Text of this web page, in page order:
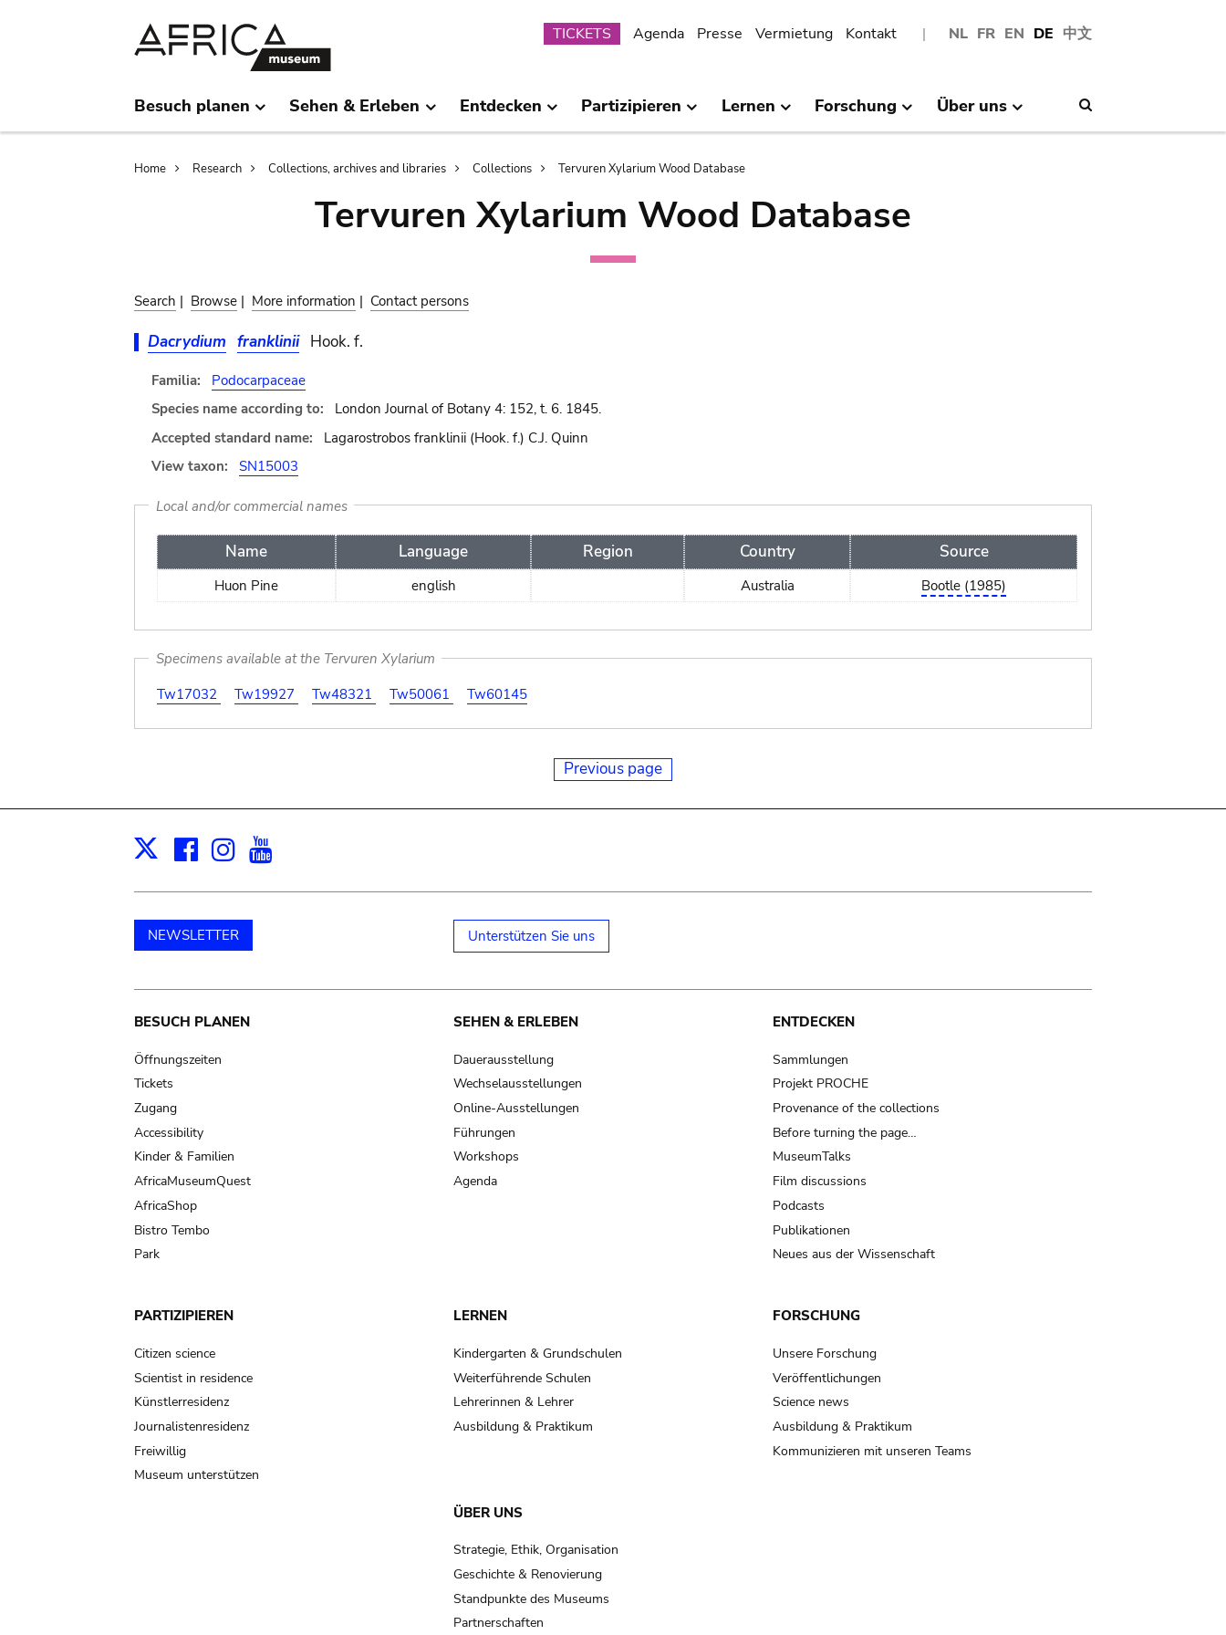
NL FR EN DE 中文
Submenu
TICKETS Agenda Presse Vermietung Kontakt
Besuch planen Sehen & Erleben Entdecken Partizipieren Lernen Forschung Über uns
Breadcrumb
Home Research Collections, archives and libraries Collections Tervuren Xylarium Wood Database
Tervuren Xylarium Wood Database
Search | Browse | More information | Contact persons
Dacrydium franklinii Hook. f.
Familia:
Podocarpaceae
Species name according to:
London Journal of Botany 4: 152, t. 6. 1845.
Accepted standard name:
Lagarostrobos franklinii (Hook. f.) C.J. Quinn
View taxon:
SN15003
Local and/or commercial names
Name Language Region Country Source
Huon Pine english Australia Bootle (1985)
Specimens available at the Tervuren Xylarium
Tw17032
Tw19927 Tw48321 Tw50061 Tw60145
Previous page
X Facebook
Instagram
NEWSLETTER Unterstützen Sie uns
Main
navigation
BESUCH PLANEN
Öffnungszeiten
Tickets
Zugang
Accessibility
Kinder & Familien
AfricaMuseumQuest
AfricaShop
Bistro Tembo
Park
SEHEN & ERLEBEN
Dauerausstellung
Wechselausstellungen
Online-Ausstellungen
Führungen
Workshops
Agenda
ENTDECKEN
Sammlungen
Projekt PROCHE
Provenance of the collections
Before turning the page…
MuseumTalks
Film discussions
Podcasts
Publikationen
Neues aus der Wissenschaft
PARTIZIPIEREN
Citizen science
Scientist in residence
Künstlerresidenz
Journalistenresidenz
Freiwillig
Museum unterstützen
LERNEN
Kindergarten & Grundschulen
Weiterführende Schulen
Lehrerinnen & Lehrer
Ausbildung & Praktikum
FORSCHUNG
Unsere Forschung
Veröffentlichungen
Science news
Ausbildung & Praktikum
Kommunizieren mit unseren Teams
ÜBER UNS
Strategie, Ethik, Organisation
Geschichte & Renovierung
Standpunkte des Museums
Partnerschaften